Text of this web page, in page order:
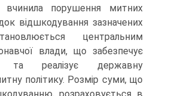
порушення митних
відшкодування зазначених
центральним
влади, що забезпечує
та реалізує державну
політику. Розмір суми, що